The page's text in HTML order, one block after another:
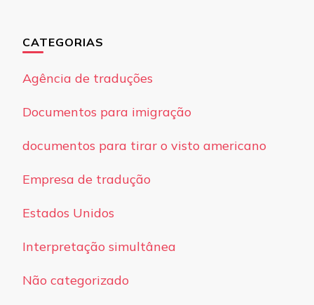
CATEGORIAS
Agência de traduções
Documentos para imigração
documentos para tirar o visto americano
Empresa de tradução
Estados Unidos
Interpretação simultânea
Não categorizado